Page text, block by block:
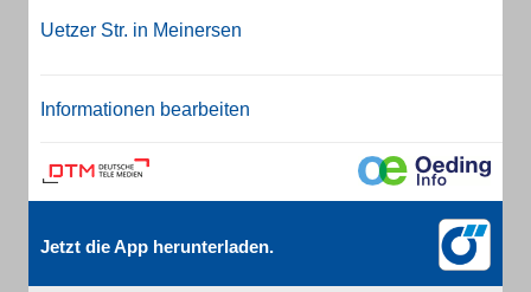
Uetzer Str. in Meinersen
Informationen bearbeiten
Jetzt die App herunterladen.